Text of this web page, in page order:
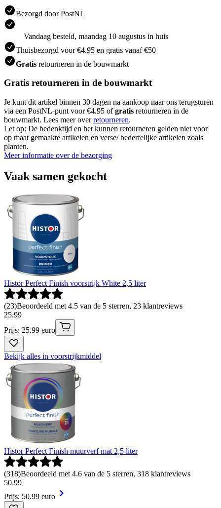
Bezorgd door PostNL
Vandaag besteld, maandag 10 augustus in huis
Thuisbezorgd voor €4.95 en gratis vanaf €50
Gratis retourneren in de bouwmarkt
Gratis retourneren in de bouwmarkt
Je kunt dit artikel binnen 30 dagen na aankoop naar ons terugsturen
via een PostNL-punt voor €4.95 ofgratis retourneren in de
bouwmarkt. Lees meer overretourneren.
Let op: De bedenktijd en het kunnen retourneren gelden niet voor
op maat gemaakte artikelen en verse/ bederfelijke artikelen zoals
planten.
Meer informatie over de bezorging
Vaak samen gekocht
Histor Perfect Finish voorstrijk White 2,5 liter
(23)Beoordeeld met 4.5 van de 5 sterren, 23 klantreviews
25.99
Prijs: 25.99 euro
Bekijk alles in voorstrijkmiddel
Histor Perfect Finish muurverf mat 2,5 liter
(318)Beoordeeld met 4.6 van de 5 sterren, 318 klantreviews
50.99
Prijs: 50.99 euro